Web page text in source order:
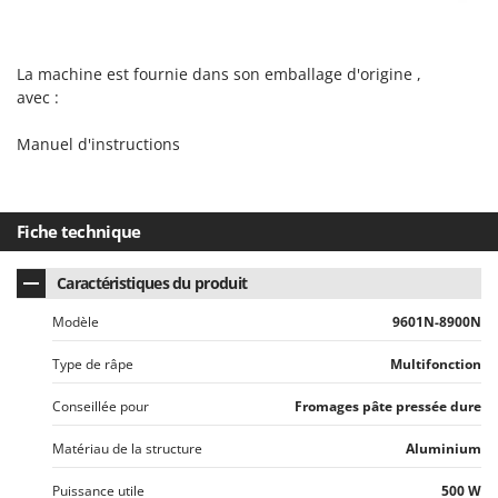
Masterpro
MCH
Mille
Minox
Mockmill
More than chef
MOSA
MOVA
Mowox
MTD
La machine est fournie dans son emballage d'origine ,
avec :
Manuel d'instructions
Fiche technique
Caractéristiques du produit
Modèle 9601N-8900N
Type de râpe Multifonction
Conseillée pour Fromages pâte pressée dure
Matériau de la structure Aluminium
Puissance utile 500 W